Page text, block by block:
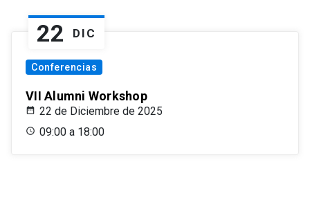
22 DIC
Conferencias
VII Alumni Workshop
22 de Diciembre de 2025
09:00 a 18:00